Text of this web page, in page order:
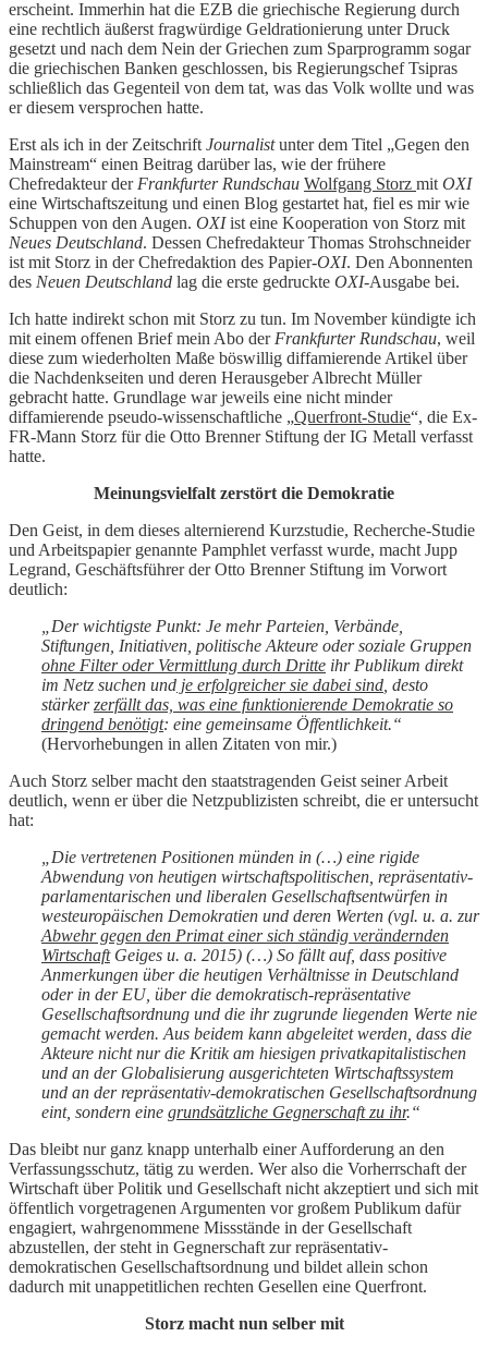
erscheint. Immerhin hat die EZB die griechische Regierung durch
eine rechtlich äußerst fragwürdige Geldrationierung unter Druck
gesetzt und nach dem Nein der Griechen zum Sparprogramm sogar
die griechischen Banken geschlossen, bis Regierungschef Tsipras
schließlich das Gegenteil von dem tat, was das Volk wollte und was
er diesem versprochen hatte.
Erst als ich in der Zeitschrift Journalistunter dem Titel „Gegen den
Mainstream“ einen Beitrag darüber las, wie der frühere
Chefredakteur derFrankfurter Rundschau Wolfgang Storz mit OXI
eine Wirtschaftszeitung und einen Blog gestartet hat, fiel es mir wie
Schuppen von den Augen. OXIist eine Kooperation von Storz mit
Neues Deutschland. Dessen Chefredakteur Thomas Strohschneider
ist mit Storz in der Chefredaktion des Papier-OXI. Den Abonnenten
des Neuen Deutschland lag die erste gedruckte OXI-Ausgabe bei.
Ich hatte indirekt schon mit Storz zu tun. Im November kündigte ich
mit einem offenen Brief mein Abo der Frankfurter Rundschau, weil
diese zum wiederholten Maße böswillig diffamierende Artikel über
die Nachdenkseiten und deren Herausgeber Albrecht Müller
gebracht hatte. Grundlage war jeweils eine nicht minder
diffamierende pseudo-wissenschaftliche „Querfront-Studie“, die Ex-
FR-Mann Storz für die Otto Brenner Stiftung der IG Metall verfasst
hatte.
Meinungsvielfalt zerstört die Demokratie
Den Geist, in dem dieses alternierend Kurzstudie, Recherche-Studie
und Arbeitspapier genannte Pamphlet verfasst wurde, macht Jupp
Legrand, Geschäftsführer der Otto Brenner Stiftung im Vorwort
deutlich:
„Der wichtigste Punkt: Je mehr Parteien, Verbände,
Stiftungen, Initiativen, politische Akteure oder soziale Gruppen
ohne Filter oder Vermittlung durch Dritte ihr Publikum direkt
im Netz suchen und je erfolgreicher sie dabei sind , desto
stärkerzerfällt das, was eine funktionierende Demokratie so
dringend benötigt: eine gemeinsame Öffentlichkeit.“
(Hervorhebungen in allen Zitaten von mir.)
Auch Storz selber macht den staatstragenden Geist seiner Arbeit
deutlich, wenn er über die Netzpublizisten schreibt, die er untersucht
hat:
„Die vertretenen Positionen münden in (…) eine rigide
Abwendung von heutigen wirtschaftspolitischen, repräsentativ-
parlamentarischen und liberalen Gesellschaftsentwürfen in
westeuropäischen Demokratien und deren Werten (vgl. u. a. zur
Abwehr gegen den Primat einer sich ständig verändernden
WirtschaftGeiges u. a. 2015) (…) So fällt auf, dass positive
Anmerkungen über die heutigen Verhältnisse in Deutschland
oder in der EU, über die demokratisch-repräsentative
Gesellschaftsordnung und die ihr zugrunde liegenden Werte nie
gemacht werden. Aus beidem kann abgeleitet werden, dass die
Akteure nicht nur die Kritik am hiesigen privatkapitalistischen
und an der Globalisierung ausgerichteten Wirtschaftssystem
und an der repräsentativ-demokratischen Gesellschaftsordnung
eint, sondern eine grundsätzliche Gegnerschaft zu ihr.“
Das bleibt nur ganz knapp unterhalb einer Aufforderung an den
Verfassungsschutz, tätig zu werden. Wer also die Vorherrschaft der
Wirtschaft über Politik und Gesellschaft nicht akzeptiert und sich mit
öffentlich vorgetragenen Argumenten vor großem Publikum dafür
engagiert, wahrgenommene Missstände in der Gesellschaft
abzustellen, der steht in Gegnerschaft zur repräsentativ-
demokratischen Gesellschaftsordnung und bildet allein schon
dadurch mit unappetitlichen rechten Gesellen eine Querfront.
Storz macht nun selber mit